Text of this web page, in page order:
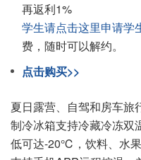
再返利1%
学生请点击这里申请学
费，随时可以解约。
点击购买>>
夏日露营、自驾和房车旅
制冷冰箱支持冷藏冷冻
低可达-20℃，饮料、水果